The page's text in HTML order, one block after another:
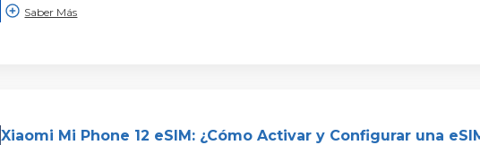
Saber Más
Xiaomi Mi Phone 12 eSIM: ¿Cómo Activar y Configurar una